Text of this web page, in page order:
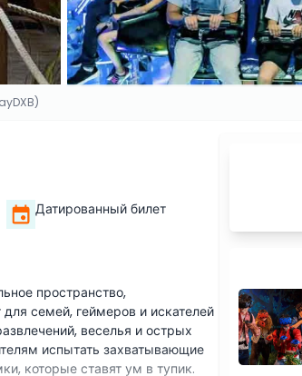
Датированный билет
пространство,
семей, геймеров и искателей
веселья и острых
испытать захватывающие
которые ставят ум в тупик.